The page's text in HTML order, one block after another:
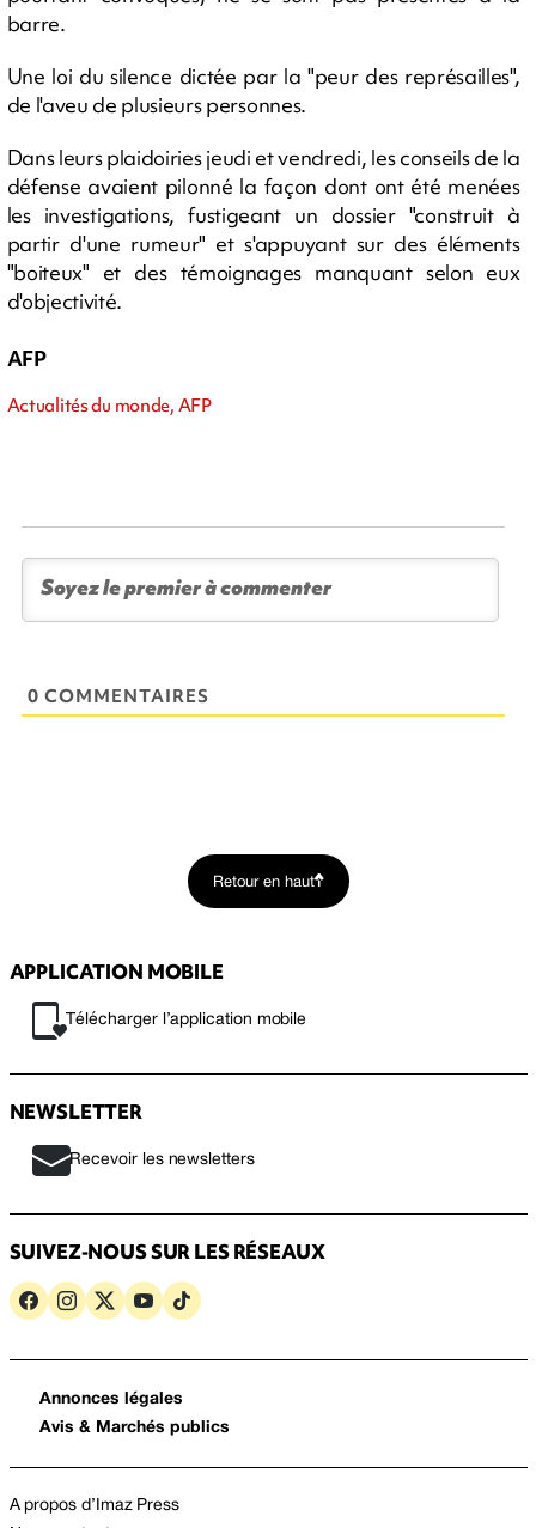
barre.
Une loi du silence dictée par la "peur des représailles",
de l'aveu de plusieurs personnes.
Dans leurs plaidoiries jeudi et vendredi, les conseils de la
défense avaient pilonné la façon dont ont été menées
les investigations, fustigeant un dossier "construit à
partir d'une rumeur" et s'appuyant sur des éléments
"boiteux" et des témoignages manquant selon eux
d'objectivité.
AFP
Actualités du monde, AFP
0 COMMENTAIRES
Retour en haut
APPLICATION MOBILE
Télécharger l’application mobile
NEWSLETTER
Recevoir les newsletters
SUIVEZ-NOUS SUR LES RÉSEAUX
Annonces légales
Avis & Marchés publics
A propos d’Imaz Press